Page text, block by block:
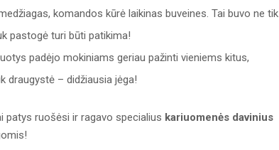
komandos kūrė laikinas buveines. Tai buvo ne tik
pastogė turi būti patikima!
padėjo mokiniams geriau pažinti vieniems kitus,
draugystė – didžiausia jėga!
patys ruošėsi ir ragavo specialius kariuomenės davinius